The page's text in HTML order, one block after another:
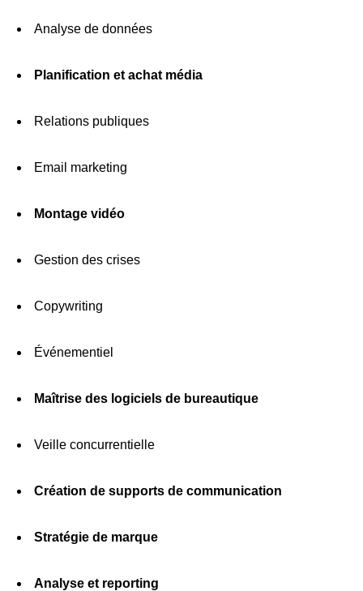
Analyse de données
Planification et achat média
Relations publiques
Email marketing
Montage vidéo
Gestion des crises
Copywriting
Événementiel
Maîtrise des logiciels de bureautique
Veille concurrentielle
Création de supports de communication
Stratégie de marque
Analyse et reporting